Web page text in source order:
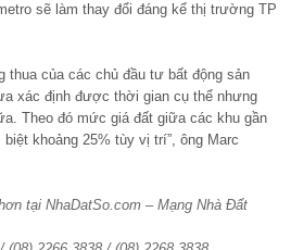
sẽ làm thay đổi đáng kể thị trường TP
thua của các chủ đầu tư bất động sản
xác định được thời gian cụ thể nhưng
Theo đó mức giá đất giữa các khu gần
khoảng 25% tùy vị trí”, ông Marc
tại NhaDatSo.com – Mạng Nhà Đất